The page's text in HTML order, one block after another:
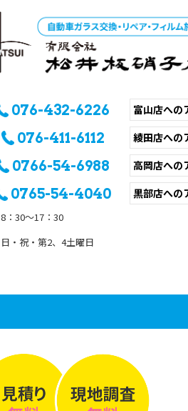
076-432-6226 富山店への
076-411-6112 綾田店への
0766-54-6988 高岡店への
0765-54-4040 黒部店への
8：30〜17：30
日・祝・第2、4土曜日